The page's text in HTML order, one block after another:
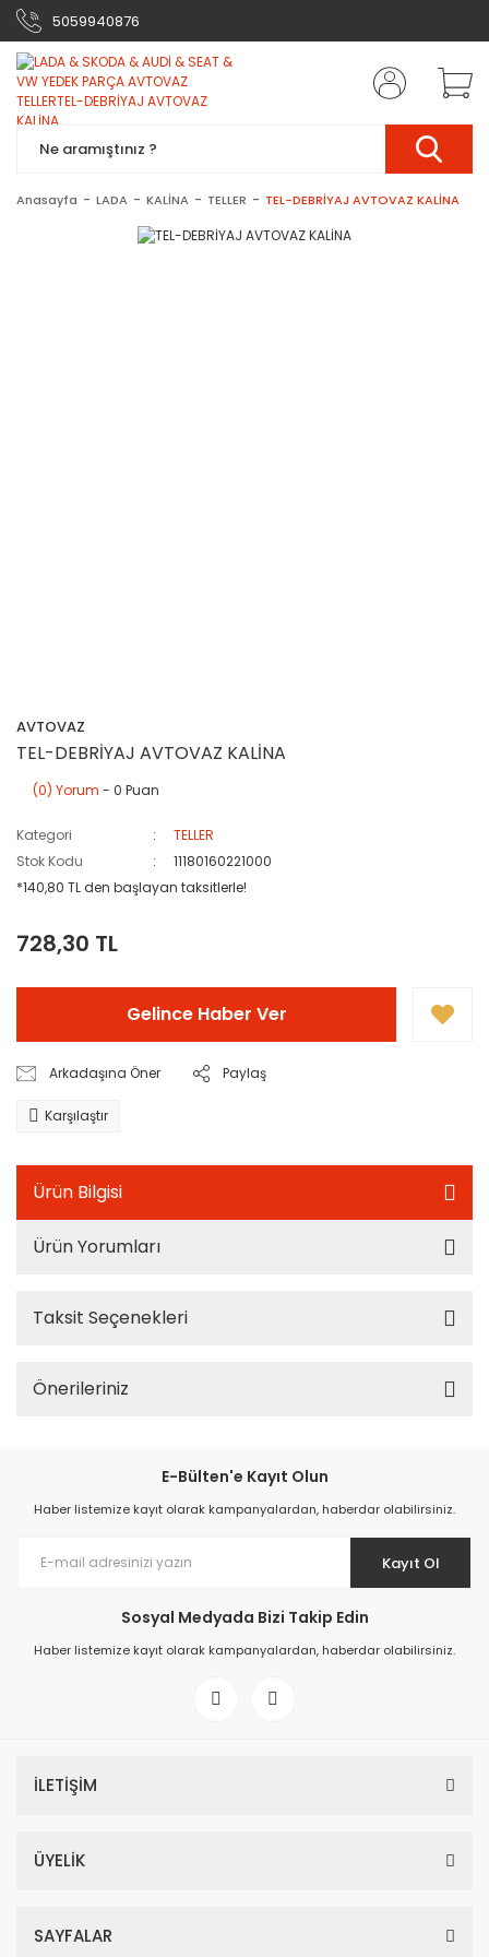
5059940876
Anasayfa LADA KALİNA TELLER TEL-DEBRİYAJ AVTOVAZ KALİNA
AVTOVAZ
TEL-DEBRİYAJ AVTOVAZ KALİNA
(0) Yorum - 0 Puan
Kategori
TELLER
Stok Kodu
11180160221000
*140,80 TL den başlayan taksitlerle!
728,30 TL
Gelince Haber Ver
Arkadaşına Öner Paylaş
Karşılaştır
Ürün Bilgisi
Ürün Yorumları
Taksit Seçenekleri
Önerileriniz
E-Bülten'e Kayıt Olun
Haber listemize kayıt olarak kampanyalardan, haberdar olabilirsiniz.
Kayıt Ol
Sosyal Medyada Bizi Takip Edin
Haber listemize kayıt olarak kampanyalardan, haberdar olabilirsiniz.
İLETİŞİM
ÜYELİK
SAYFALAR